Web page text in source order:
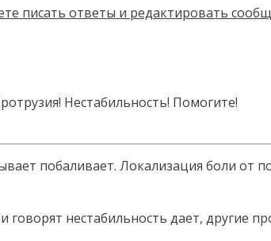
Нестабильность! Помогите!
побаливает. Локализация боли
нестабильность дает, другие